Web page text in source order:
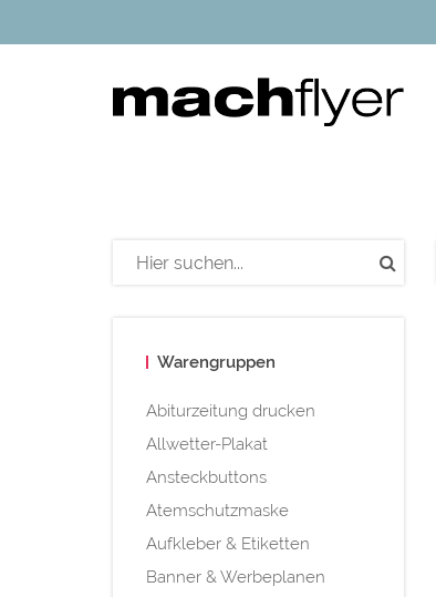
Warengruppen
Abiturzeitung drucken
Allwetter-Plakat
Ansteckbuttons
Atemschutzmaske
Aufkleber & Etiketten
Banner & Werbeplanen